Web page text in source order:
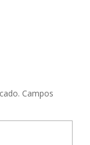
Campos